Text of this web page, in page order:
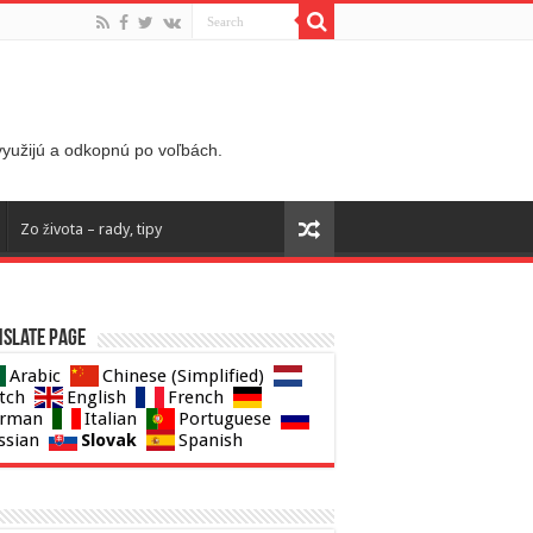
a odkopnú po voľbách.
Zo života – rady, tipy
page
Arabic
Chinese (Simplified)
English
French
Italian
Portuguese
Slovak Spanish